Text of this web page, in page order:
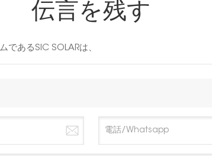
伝言を残す
であるSIC SOLARは、